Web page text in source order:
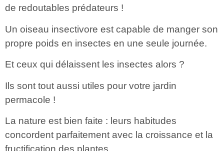
de redoutables prédateurs !
Un oiseau insectivore est capable de manger son
propre poids en insectes en une seule journée.
Et ceux qui délaissent les insectes alors ?
Ils sont tout aussi utiles pour votre jardin
permacole !
La nature est bien faite : leurs habitudes
concordent parfaitement avec la croissance et la
fructification des plantes.